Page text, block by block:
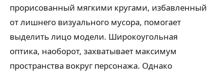
прорисованный мягкими кругами, избавленный
от лишнего визуального мусора, помогает
выделить лицо модели. Широкоугольная
оптика, наоборот, захватывает максимум
пространства вокруг персонажа. Однако